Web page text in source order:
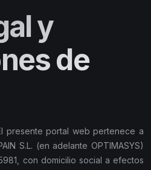
y
de
presente portal web pertenece a
S.L. (en adelante OPTIMASYS)
con domicilio social a efectos